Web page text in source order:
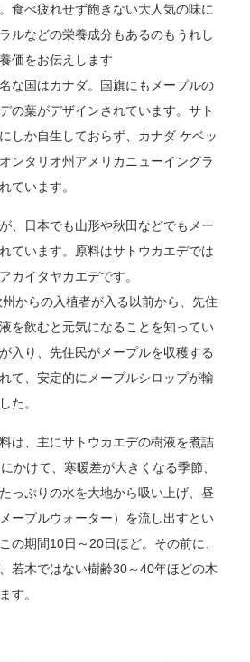
食べ疲れせず飽きない大人気の味に
ルなどの栄養成分もあるのもうれし
価をお伝えします
な国はカナダ。国旗にもメープルの
の葉がデザインされています。サト
しか自生しておらず、カナダ ケベッ
ンタリオ州アメリカニューイングラ
ています。
、日本でも山形や秋田などでもメー
ています。原料はサトウカエデでは
カイタヤカエデです。
からの入植者が入る以前から、先住
を飲むと元気になることを知ってい
入り、先住民がメープルを収穫する
て、安定的にメープルシロップが輸
た。
は、主にサトウカエデの樹液を煮詰
かけて、寒暖差が大きくなる季節、
っぷりの水を大地から吸い上げ、昼
ープルウォーター）を流し出すとい
の期間10日～20日ほど。その前に、
若木ではない樹齢30～40年ほどの木
す。